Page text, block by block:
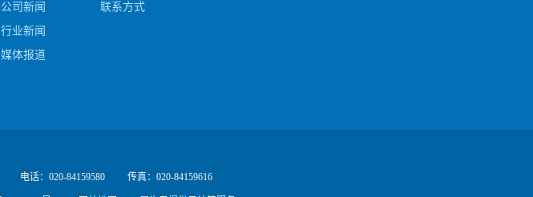
公司新闻
行业新闻
媒体报道
联系方式
电话：020-84159580 传真：020-84159616